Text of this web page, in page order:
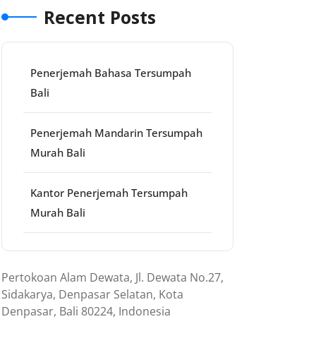
Recent Posts
Penerjemah Bahasa Tersumpah
Bali
Penerjemah Mandarin Tersumpah
Murah Bali
Kantor Penerjemah Tersumpah
Murah Bali
Pertokoan Alam Dewata, Jl. Dewata No.27,
Sidakarya, Denpasar Selatan, Kota
Denpasar, Bali 80224, Indonesia